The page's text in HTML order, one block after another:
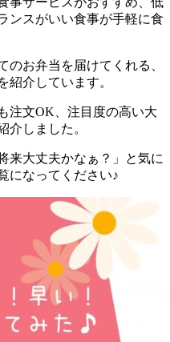
ンスがいい食事が手軽に食
のお弁当を届けてくれる、
紹介しています。
注文OK、注目度の高い大
介 しました。
来大丈夫かなぁ？」と気に
になってください♪